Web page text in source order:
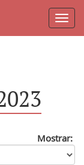
Mostrar: